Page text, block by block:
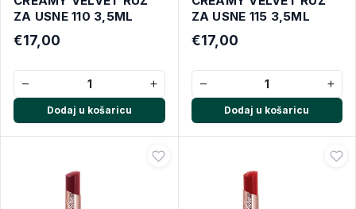
ZA USNE 110 3,5ML
€17,00
− +
Dodaj u košaricu
ZA USNE 115 3,5ML
€17,00
− +
Dodaj u košaricu